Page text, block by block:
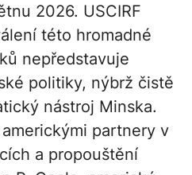
2026. USCIRF
této hromadné
nepředstavuje
politiky, nýbrž čistě
nástroj Minska.
partnery v
a propouštění